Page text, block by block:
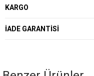
KARGO
İADE GARANTISI